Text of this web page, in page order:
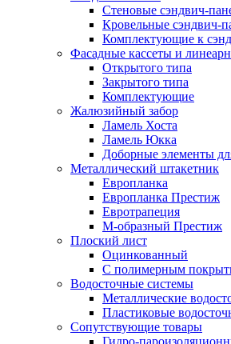
Стеновые сэндвич-
Кровельные сэндвич-
Комплектующие к
Фасадные кассеты и
Открытого типа
Закрытого типа
Комплектующие
Жалюзийный забор
Ламель Хоста
Ламель Юкка
Доборные элементы
Металлический штакетник
Европланка
Европланка Престиж
Евротрапеция
М-образный Престиж
Плоский лист
Оцинкованный
С полимерным
Водосточные системы
Металлические
Пластиковые
Сопутствующие товары
Гидро-